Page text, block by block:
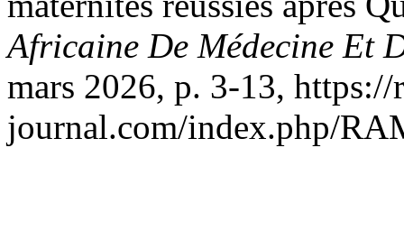
Africaine De Médecine Et
mars 2026, p. 3-13, https://
journal.com/index.php/